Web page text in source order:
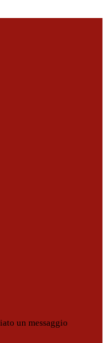
un messaggio